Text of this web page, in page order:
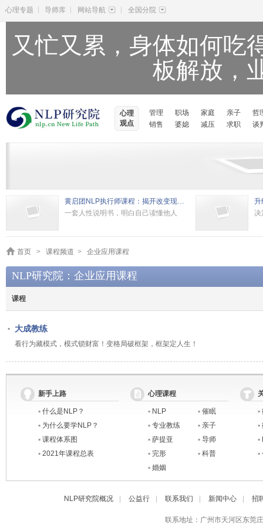
心理专题 导师库 网站导航 全国分院
又忙又累，身体如何吃
板解放，
心理
观点
管理 职场 家庭 亲子
哲
销售
婆媳 减压 求职 谈
黄启团NLP执行师课程：揭开改变现状的秘密
一套人性说明书，明白自己读懂他人
升
决
首页 > 课程频道 > 企业应用课程
NLP研究院：企业应用课程
课程
▪ 大成教练
看行为藏模式，模式锁财富！变格局破框架，框架定人生！
新手上路
▪ 什么是NLP？
▪ 为什么要学NLP？
▪ 课程体系图
▪ 2021年课程总表
心理课程
▪ NLP ▪ 催眠
▪ 专业教练 ▪ 亲子
▪ 萨提亚 ▪ 导师
▪ 完形 ▪ 科普
▪ 婚姻
▪
▪
▪
▪
NLP研究院概况 公益行 联系我们 新闻中心 招
联系地址：广州市天河区东莞